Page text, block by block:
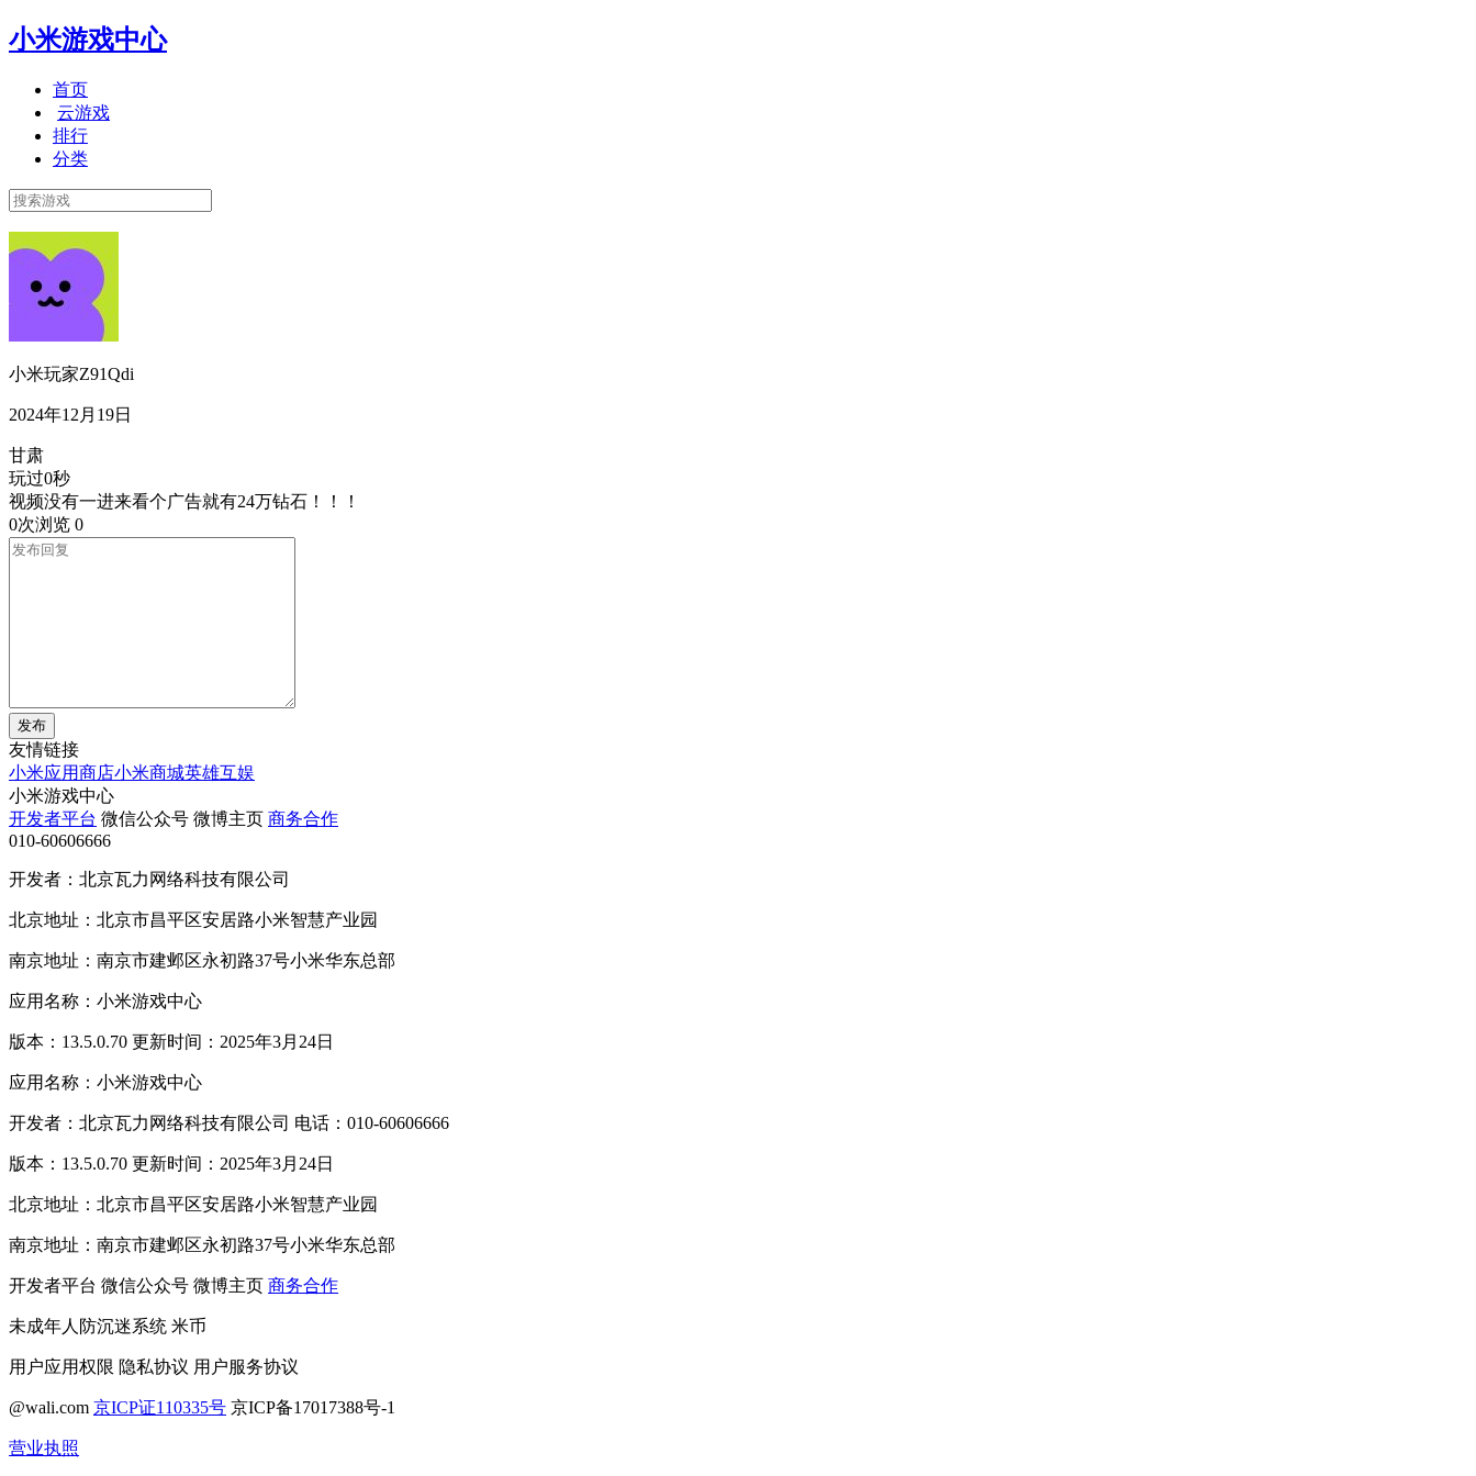
小米游戏中心
首页
云游戏
排行
分类
小米玩家Z91Qdi
2024年12月19日
甘肃
玩过0秒
视频没有一进来看个广告就有24万钻石！！！
0次浏览 0
发布
友情链接
小米应用商店小米商城英雄互娱
小米游戏中心
开发者平台 微信公众号 微博主页 商务合作
010-60606666
开发者：北京瓦力网络科技有限公司
北京地址：北京市昌平区安居路小米智慧产业园
南京地址：南京市建邺区永初路37号小米华东总部
应用名称：小米游戏中心
版本：13.5.0.70 更新时间：2025年3月24日
应用名称：小米游戏中心
开发者：北京瓦力网络科技有限公司 电话：010-60606666
版本：13.5.0.70 更新时间：2025年3月24日
北京地址：北京市昌平区安居路小米智慧产业园
南京地址：南京市建邺区永初路37号小米华东总部
开发者平台 微信公众号 微博主页 商务合作
未成年人防沉迷系统 米币
用户应用权限 隐私协议 用户服务协议
@wali.com 京ICP证110335号 京ICP备17017388号-1
营业执照